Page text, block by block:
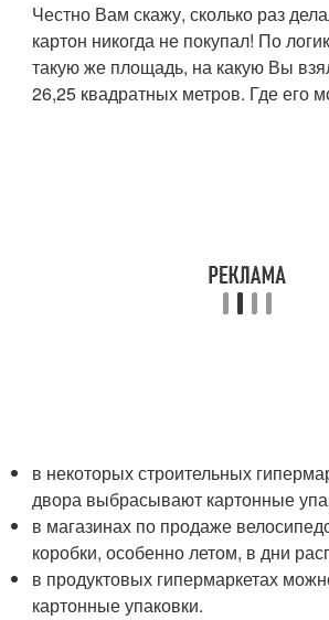
Честно Вам скажу, сколько раз
картон никогда не покупал! По
такую же площадь, на какую Вы
26,25 квадратных метров. Где его
в некоторых строительных
двора выбрасывают картонные
в магазинах по продаже
коробки, особенно летом, в дни
в продуктовых гипермаркетах
картонные упаковки.